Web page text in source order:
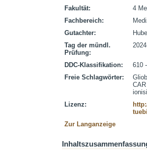
Fakultät:
4
Fachbereich:
Gutachter:
Tag der mündl.
Prüfung:
DDC-Klassifikation:
610
Freie Schlagwörter:
Lizenz:
Zur Langanzeige